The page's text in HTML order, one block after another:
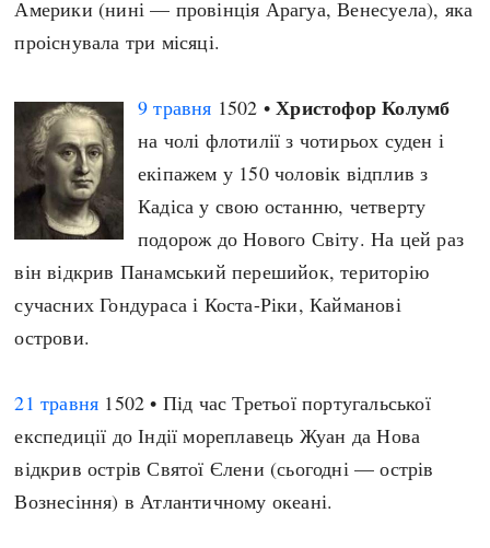
Америки (нині — провінція Арагуа, Венесуела), яка
проіснувала три місяці.
9 травня 1502 •Христофор Колумб
на чолі флотилії з чотирьох суден і
екіпажем у 150 чоловік відплив з
Кадіса у свою останню, четверту
подорож до Нового Світу. На цей раз
він відкрив Панамський перешийок, територію
сучасних Гондураса і Коста-Ріки, Кайманові
острови.
21 травня 1502 • Під час Третьої португальської
експедиції до Індії мореплавець Жуан да Нова
відкрив острів Святої Єлени (сьогодні — острів
Вознесіння) в Атлантичному океані.